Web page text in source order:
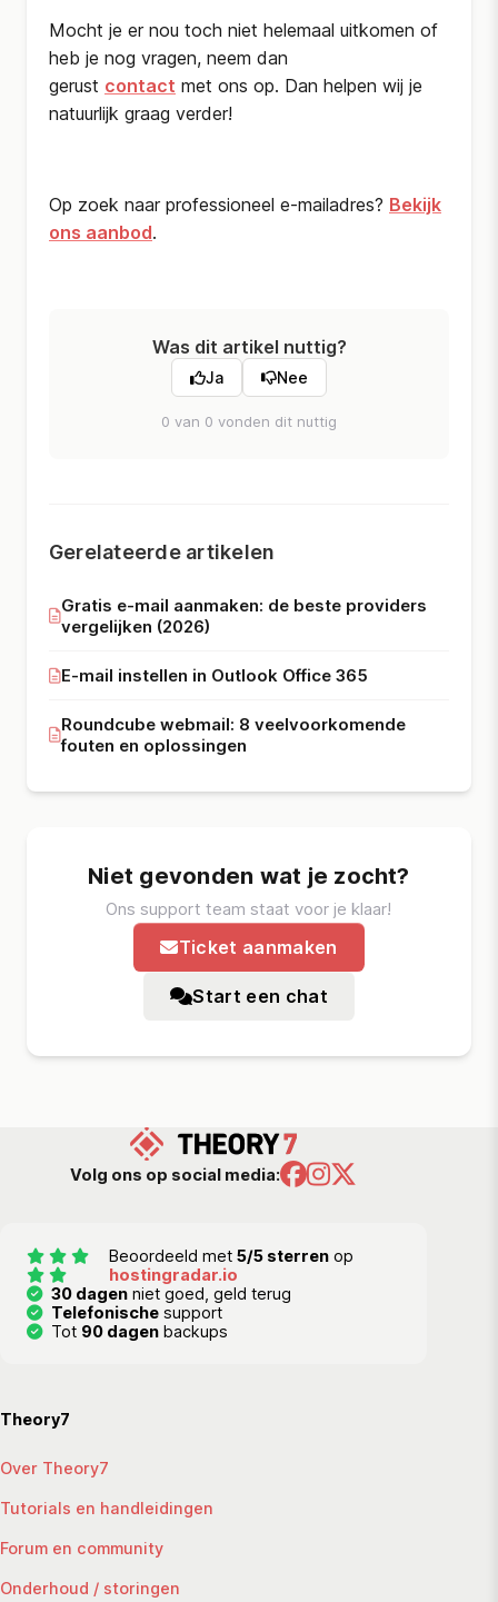
Mocht je er nou toch niet helemaal uitkomen of
heb je nog vragen, neem dan
gerust contact met ons op. Dan helpen wij je
natuurlijk graag verder!
Op zoek naar professioneel e-mailadres? Bekijk
ons aanbod.
Was dit artikel nuttig?
Ja Nee
0 van 0 vonden dit nuttig
Gerelateerde artikelen
Gratis e-mail aanmaken: de beste providers
vergelijken (2026)
E-mail instellen in Outlook Office 365
Roundcube webmail: 8 veelvoorkomende
fouten en oplossingen
Niet gevonden wat je zocht?
Ons support team staat voor je klaar!
Ticket aanmaken
Start een chat
Volg ons op social media:
Beoordeeld met 5/5 sterrenop
hostingradar.io
30 dagen niet goed, geld terug
Telefonische support
Tot 90 dagen backups
Theory7
Over Theory7
Tutorials en handleidingen
Forum en community
Onderhoud / storingen